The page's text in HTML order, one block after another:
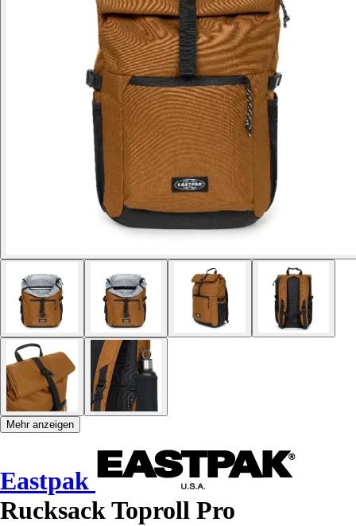
Mehr anzeigen
Eastpak
Rucksack Toproll Pro